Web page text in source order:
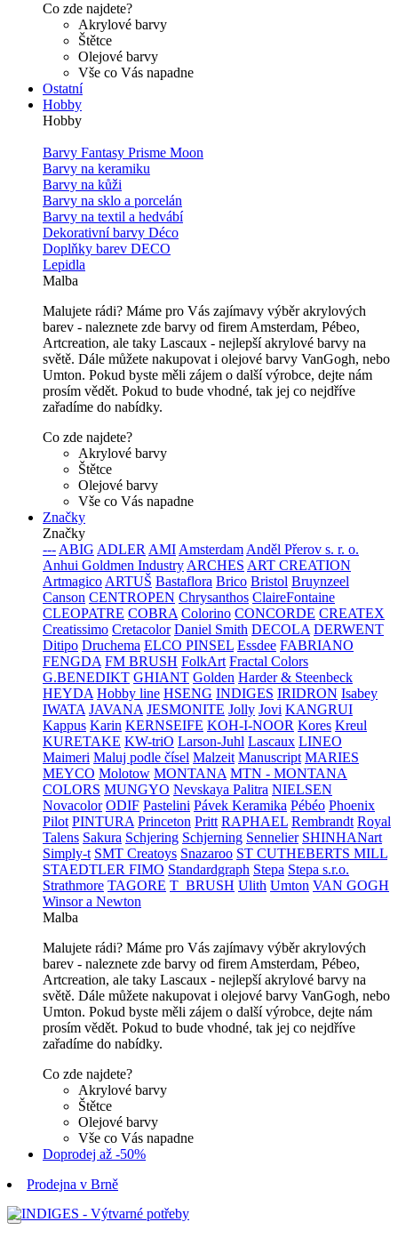
Co zde najdete?
Akrylové barvy
Štětce
Olejové barvy
Vše co Vás napadne
Ostatní
Hobby
Hobby
Barvy Fantasy Prisme Moon
Barvy na keramiku
Barvy na kůži
Barvy na sklo a porcelán
Barvy na textil a hedvábí
Dekorativní barvy Déco
Doplňky barev DECO
Lepidla
Malba
Malujete rádi? Máme pro Vás zajímavy výběr akrylových
barev - naleznete zde barvy od firem Amsterdam, Pébeo,
Artcreation, ale taky Lascaux - nejlepší akrylové barvy na
světě. Dále můžete nakupovat i olejové barvy VanGogh, nebo
Umton. Pokud byste měli zájem o další výrobce, dejte nám
prosím vědět. Pokud to bude vhodné, tak jej co nejdříve
zařadíme do nabídky.
Co zde najdete?
Akrylové barvy
Štětce
Olejové barvy
Vše co Vás napadne
Značky
Značky
--- ABIG ADLER AMI Amsterdam Anděl Přerov s. r. o.
Anhui Goldmen Industry ARCHES ART CREATION
Artmagico ARTUŠ Bastaflora Brico Bristol Bruynzeel
Canson CENTROPEN Chrysanthos ClaireFontaine
CLEOPATRE COBRA Colorino CONCORDE CREATEX
Creatissimo Cretacolor Daniel Smith DECOLA DERWENT
Ditipo Druchema ELCO PINSEL Essdee FABRIANO
FENGDA FM BRUSH FolkArt Fractal Colors
G.BENEDIKT GHIANT Golden Harder & Steenbeck
HEYDA Hobby line HSENG INDIGES IRIDRON Isabey
IWATA JAVANA JESMONITE Jolly Jovi KANGRUI
Kappus Karin KERNSEIFE KOH-I-NOOR Kores Kreul
KURETAKE KW-triO Larson-Juhl Lascaux LINEO
Maimeri Maluj podle čísel Malzeit Manuscript MARIES
MEYCO Molotow MONTANA MTN - MONTANA
COLORS MUNGYO Nevskaya Palitra NIELSEN
Novacolor ODIF Pastelini Pávek Keramika Pébéo Phoenix
Pilot PINTURA Princeton Pritt RAPHAEL Rembrandt Royal
Talens Sakura Schjering Schjerning Sennelier SHINHANart
Simply-t SMT Creatoys Snazaroo ST CUTHEBERTS MILL
STAEDTLER FIMO Standardgraph Stepa Stepa s.r.o.
Strathmore TAGORE T_BRUSH Ulith Umton VAN GOGH
Winsor a Newton
Malba
Malujete rádi? Máme pro Vás zajímavy výběr akrylových
barev - naleznete zde barvy od firem Amsterdam, Pébeo,
Artcreation, ale taky Lascaux - nejlepší akrylové barvy na
světě. Dále můžete nakupovat i olejové barvy VanGogh, nebo
Umton. Pokud byste měli zájem o další výrobce, dejte nám
prosím vědět. Pokud to bude vhodné, tak jej co nejdříve
zařadíme do nabídky.
Co zde najdete?
Akrylové barvy
Štětce
Olejové barvy
Vše co Vás napadne
Doprodej až -50%
Prodejna v Brně